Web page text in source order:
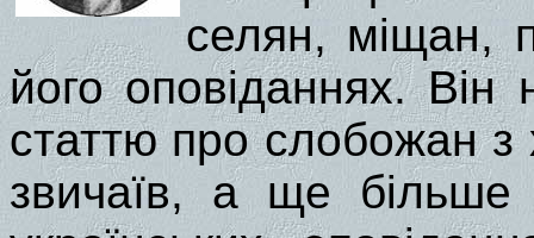
селян, міщан,
його оповіданнях. Він
статтю про слобожан з
звичаїв, а ще більше